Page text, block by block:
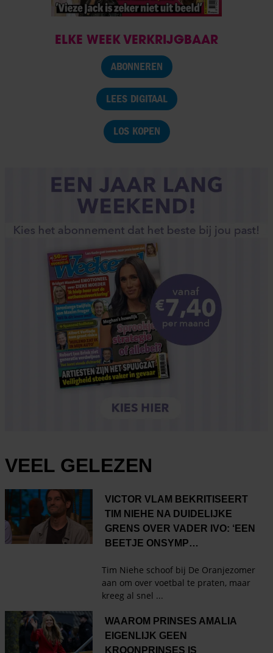
ELKE WEEK VERKRIJGBAAR
ABONNEREN
LEES DIGITAAL
LOS KOPEN